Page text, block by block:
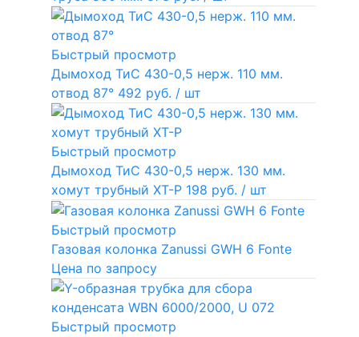
Быстрый просмотр
Дымоход ТиС 430-0,5 нерж. 110 мм.
отвод 87° 492 руб. / шт
Быстрый просмотр
Дымоход ТиС 430-0,5 нерж. 130 мм.
хомут трубный ХТ-Р 198 руб. / шт
Быстрый просмотр
Газовая колонка Zanussi GWH 6 Fonte
Цена по запросу
Быстрый просмотр